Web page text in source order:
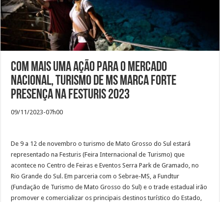
Com mais uma ação para o mercado
nacional, turismo de MS marca forte
presença na Festuris 2023
09/11/2023-07h00
De 9 a 12 de novembro o turismo de Mato Grosso do Sul estará
representado na Festuris (Feira Internacional de Turismo) que
acontece no Centro de Feiras e Eventos Serra Park de Gramado, no
Rio Grande do Sul. Em parceria com o Sebrae-MS, a Fundtur
(Fundação de Turismo de Mato Grosso do Sul) e o trade estadual irão
promover e comercializar os principais destinos turístico do Estado,